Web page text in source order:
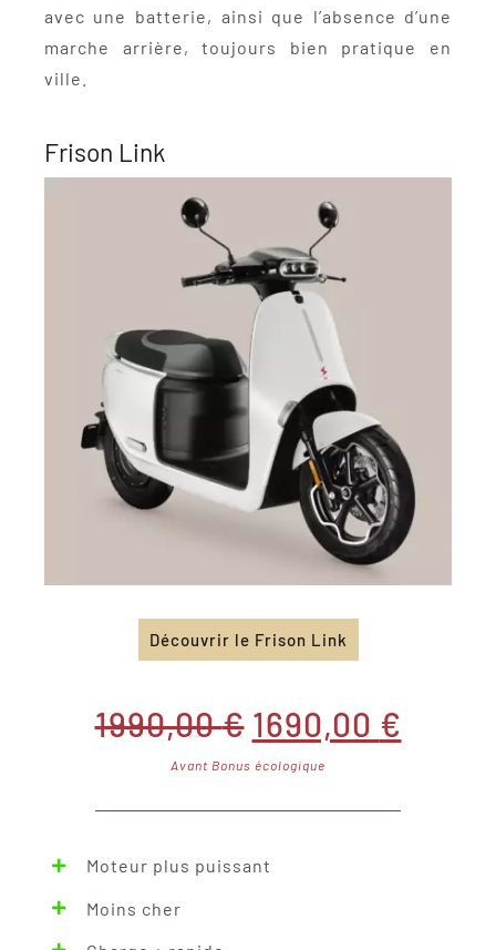
avec une batterie, ainsi que l’absence d’une
marche arrière, toujours bien pratique en
ville.
Frison Link
Découvrir le Frison Link
1990,00€ Le
prix
1690,00 €
Avant Bonus écologique
Moteur plus puissant
Moins cher